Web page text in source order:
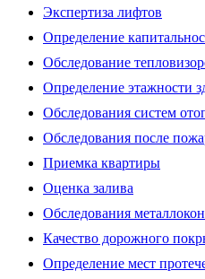
Экспертиза лифтов
Определение
Обследование
Определение этажности
Обследования систем
Обследования после
Приемка квартиры
Оценка залива
Обследования
Качество дорожного
Определение мест